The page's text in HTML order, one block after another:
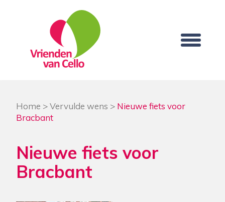
Home >Vervulde wens > Nieuwe fiets voor
Bracbant
Nieuwe fiets voor
Bracbant